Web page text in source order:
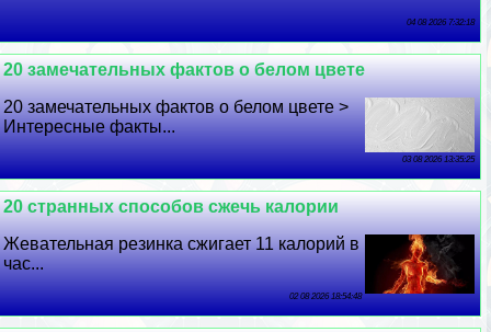
04 08 2026 7:32:18
20 замечательных фактов о белом цвете
20 замечательных фактов о белом цвете >
Интересные факты...
03 08 2026 13:35:25
20 странных способов сжечь калории
Жевательная резинка сжигает 11 калорий в
час...
02 08 2026 18:54:48